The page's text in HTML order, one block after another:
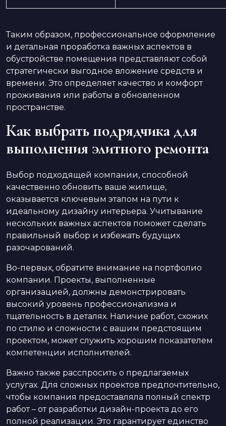
Таким образом, профессиональное оформление
и детальная проработка важных аспектов в
обустройстве помещения представляют собой
стратегически выгодное вложение средств и
времени. Это определяет качество и комфорт
проживания или работы в обновленном
пространстве.
Как выбрать подрядчика для
выполнения элитного ремонта
Выбор подходящей компании, способной
качественно обновить ваше жилище,
оказывается ключевым этапом на пути к
идеальному дизайну интерьера. Учитывание
нескольких важных аспектов поможет сделать
правильный выбор и избежать будущих
разочарований.
Во-первых, обратите внимание на портфолио
компании. Проекты, выполненные
организацией, должны демонстрировать
высокий уровень профессионализма и
тщательность в деталях. Наличие работ, схожих
по стилю и сложности с вашим предстоящим
проектом, может служить хорошим показателем
компетенции исполнителей.
Важно также расспросить о предлагаемых
услугах. Для сложных проектов предпочтительно,
чтобы компания предоставляла полный спектр
работ – от разработки дизайн-проекта до его
полной реализации. Это гарантирует единство